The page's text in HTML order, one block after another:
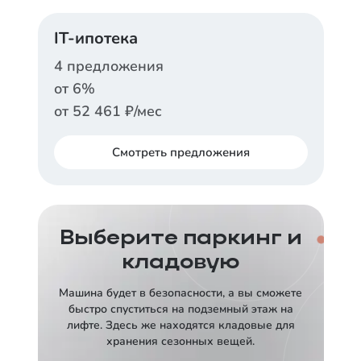
Ставка
от12,5%
Срок
30 лет от93 385
Заказать консультацию
от13,89%
Платеж в месяц
Заказать консультацию
IT-ипотека
4 предложения
от 6%
от 52 461 ₽/мес
Смотретьпредложения
Ставка
30 лет от52 461₽
Заказать консультацию
Выберите паркинг и
кладовую
Машина будет в безопасности, а вы сможете
быстро спуститься на подземный этаж на
лифте. Здесь же находятся кладовые для
хранения сезонных вещей.